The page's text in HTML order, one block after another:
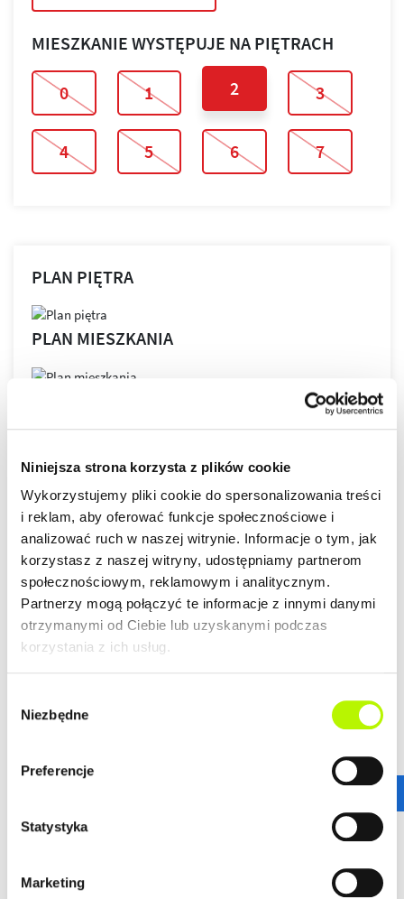
Niniejsza strona korzysta z plików cookie
Wykorzystujemy pliki cookie do spersonalizowania treści
i reklam, aby oferować funkcje społecznościowe i
analizować ruch w naszej witrynie. Informacje o tym, jak
korzystasz z naszej witryny, udostępniamy partnerom
społecznościowym, reklamowym i analitycznym.
Partnerzy mogą połączyć te informacje z innymi danymi
otrzymanymi od Ciebie lub uzyskanymi podczas
korzystania z ich usług.
zgody
Niezbędne
Preferencje
Statystyka
Marketing
MIESZKANIE WYSTĘPUJE NA PIĘTRACH
0 1 2 3
4 5 6 7
PLAN PIĘTRA
PLAN MIESZKANIA
LOKALIZACJA
Bella Dolina to nasze drugie, realizowane kompleksowo,
a zarazem całkowicie od podstaw osiedle w Rzeszowie.
Wyznacza ono nowe standardy w kreowaniu przestrzeni
miejskich osiedli, tak aby młodym, nowoczesnym
Rzeszowianom żyło się komfortowo. Lokalizacja ta
gwarantuje wprost niesamowitą dostępność
komunikacyjną.
Stąd wszędzie jest blisko!
dogodne połączenie komunikacyjne